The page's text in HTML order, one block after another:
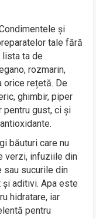
și
tale fără
lista ta de
rozmarin,
orice rețetă. De
ghimbir, piper
pentru gust, ci și
băuturi care nu
verzi, infuziile din
sau sucurile din
și aditivi. Apa este
hidratare, iar
pentru